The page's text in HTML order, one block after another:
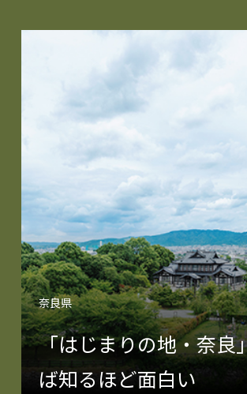
奈良県
「はじまりの地・奈良
ば知るほど面白い